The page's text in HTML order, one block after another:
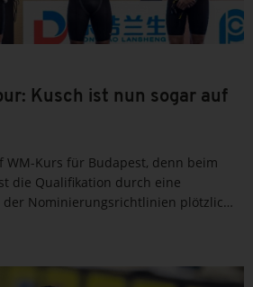
Kusch ist nun sogar auf
WM-Kurs für Budapest, denn beim
die Qualifikation durch eine
Nominierungsrichtlinien plötzlich